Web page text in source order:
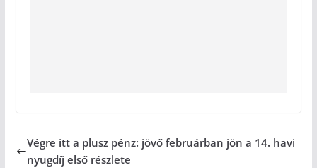
Végre itt a plusz pénz: jövő februárban jön a 14. havi
nyugdíj első részlete